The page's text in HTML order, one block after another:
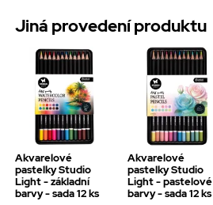
Jiná provedení produktu
Akvarelové
pastelky Studio
Light - základní
barvy - sada 12 ks
Akvarelové
pastelky Studio
Light - pastelové
barvy - sada 12 ks